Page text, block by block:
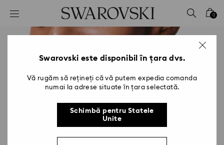
Accesskeys list
0 - Antet
2 - Subsol
0
Swarovski este disponibil în țara dvs.
Vă rugăm să rețineți că vă putem expedia comanda
numai la adrese situate în țara selectată.
Schimbă pentru Statele
Unite